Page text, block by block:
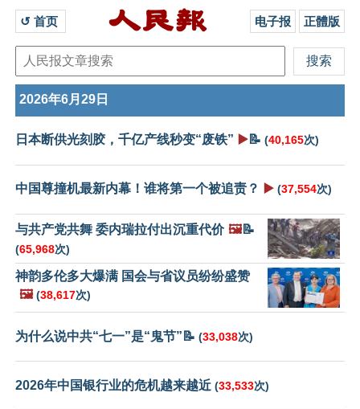
↺ 首页 电子报 正體版
2026年6月29日
日本断供光刻胶，千亿产线秒变“废铁” ▶️📝 (40,165次)
中国尊撞机最新内幕！谁将第一个被追责？ ▶️ (37,554次)
与共产党共舞 委内瑞拉付出沉重代价 🖼️📝
(65,968次)
神韵多伦多大爆满 国会与省议员纷纷盛赞
🖼️ (38,617次)
为什么说中共“七一”是“鬼节”📝 (33,038次)
2026年中国银行业的危机越来越近 (33,533次)